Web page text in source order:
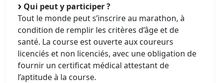
Qui peut y participer ?
Tout le monde peut s’inscrire au marathon, à
condition de remplir les critères d’âge et de
santé. La course est ouverte aux coureurs
licenciés et non licenciés, avec une obligation de
fournir un certificat médical attestant de
l’aptitude à la course.